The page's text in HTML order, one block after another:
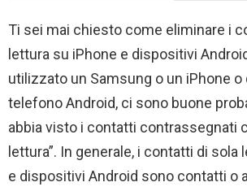
Ti sei mai chiesto come eliminare i
lettura su iPhone e dispositivi
utilizzato un Samsung o un iPhone o
telefono Android, ci sono buone
abbia visto i contatti contrassegnati
lettura”. In generale, i contatti di sola
e dispositivi Android sono contatti o